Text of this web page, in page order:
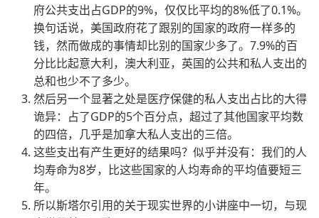
府公共支出占GDP的9%，仅仅比平均的8%低了0.1%。
换句话说，美国政府花了跟别的国家的政府一样多的
钱，然而做成的事情却比别的国家少多了。7.9%的百
分比比起意大利，澳大利亚，英国的公共和私人支出的
总和也少不了多少。
然后另一个显著之处是医疗保健的私人支出占比的大得
诡异：占了GDP的5个百分点，超过了其他国家平均数
的四倍，几乎是加拿大私人支出的三倍。
这些支出有产生更好的结果吗？似乎并没有：我们的人
均寿命为8岁，比这些国家的人均寿命的平均值要短三
年。
所以斯塔尔引用的关于现实世界的小讲座中一切，与现